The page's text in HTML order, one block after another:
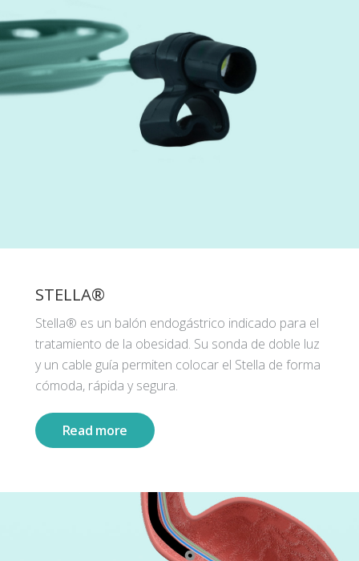
STELLA®
Stella® es un balón endogástrico indicado para el
tratamiento de la obesidad. Su sonda de doble luz
y un cable guía permiten colocar el Stella de forma
cómoda, rápida y segura.
Read more